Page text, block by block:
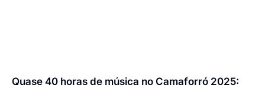
Quase 40 horas de música no Camaforró 2025: